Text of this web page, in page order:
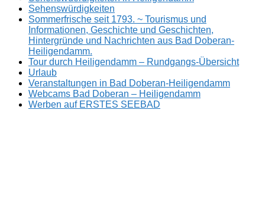
Sehenswürdigkeiten
Sommerfrische seit 1793. ~ Tourismus und
Informationen, Geschichte und Geschichten,
Hintergründe und Nachrichten aus Bad Doberan-
Heiligendamm.
Tour durch Heiligendamm – Rundgangs-Übersicht
Urlaub
Veranstaltungen in Bad Doberan-Heiligendamm
Webcams Bad Doberan – Heiligendamm
Werben auf ERSTES SEEBAD